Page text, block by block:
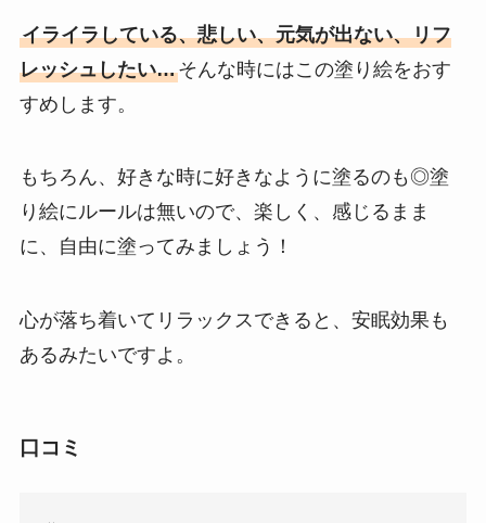
イライラしている、悲しい、元気が出ない、リフ
レッシュしたい…そんな時にはこの塗り絵をおす
すめします。
もちろん、好きな時に好きなように塗るのも◎塗
り絵にルールは無いので、楽しく、感じるまま
に、自由に塗ってみましょう！
心が落ち着いてリラックスできると、安眠効果も
あるみたいですよ。
口コミ